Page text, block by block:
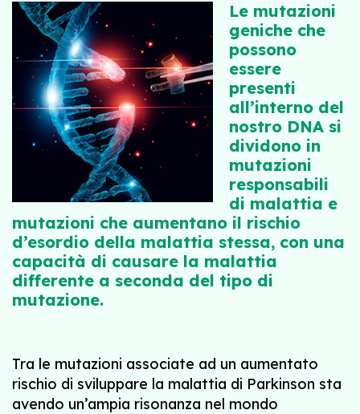
Le mutazioni
geniche che
possono
essere
presenti
all’interno del
nostro DNA si
dividono in
mutazioni
responsabili
di malattia e
mutazioni che aumentano il rischio
d’esordio della malattia stessa, con una
capacità di causare la malattia
differente a seconda del tipo di
mutazione.
Tra le mutazioni associate ad un aumentato
rischio di sviluppare la malattia di Parkinson sta
avendo un’ampia risonanza nel mondo